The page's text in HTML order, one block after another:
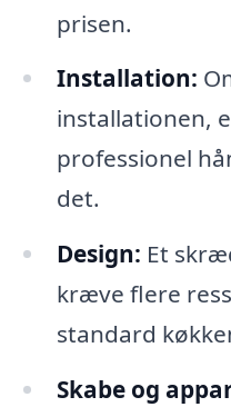
prisen.
Installation:
installationen,
professionel
det.
Design: Et
kræve flere
standard
Skabe og